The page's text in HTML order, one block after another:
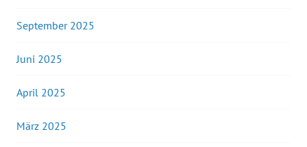
September 2025
Juni 2025
April 2025
März 2025